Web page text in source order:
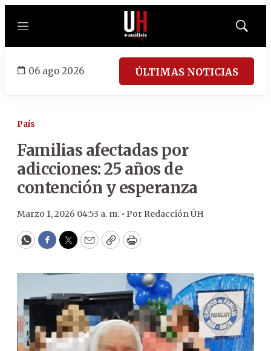
Menú
Mostrar
06 ago 2026 ÚLTIMAS NOTICIAS
País
Familias afectadas por
adicciones: 25 años de
contención y esperanza
Marzo 1, 2026 04:53 a. m. • Por Redacción ÚH
WhatsApp
Facebook
Twitter
EmailCopyPrint